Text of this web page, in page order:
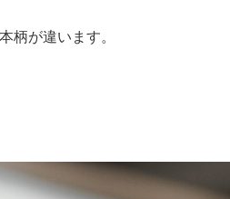
柄が違います。